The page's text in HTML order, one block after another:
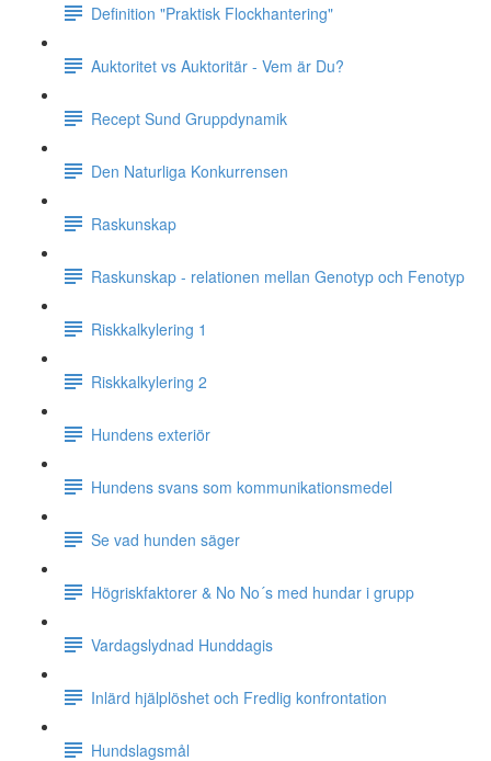
Definition "Praktisk Flockhantering"
Auktoritet vs Auktoritär - Vem är Du?
Recept Sund Gruppdynamik
Den Naturliga Konkurrensen
Raskunskap
Raskunskap - relationen mellan Genotyp och Fenotyp
Riskkalkylering 1
Riskkalkylering 2
Hundens exteriör
Hundens svans som kommunikationsmedel
Se vad hunden säger
Högriskfaktorer & No No´s med hundar i grupp
Vardagslydnad Hunddagis
Inlärd hjälplöshet och Fredlig konfrontation
Hundslagsmål